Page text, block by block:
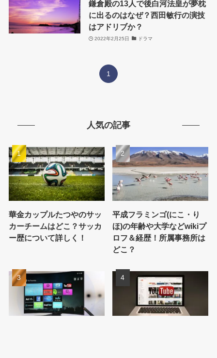
鎌倉殿の13人で後白河法皇が夢枕
に出るのはなぜ？西田敏行の演技
はアドリブか？
2022年2月25日 ドラマ
1
人気の記事
華金カップルたつやのサッ
カーチームはどこ？サッカ
ー歴について詳しく！
平成フラミンゴ(にこ・り
ほ)の年齢や大学などwikiプ
ロフ＆経歴！所属事務所は
どこ？